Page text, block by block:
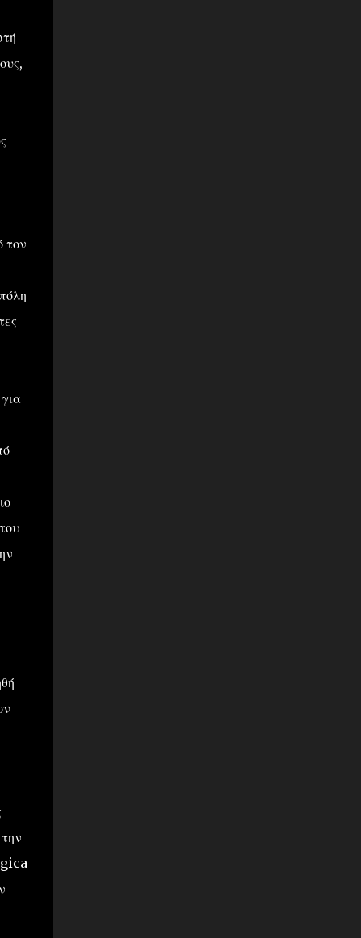
τον